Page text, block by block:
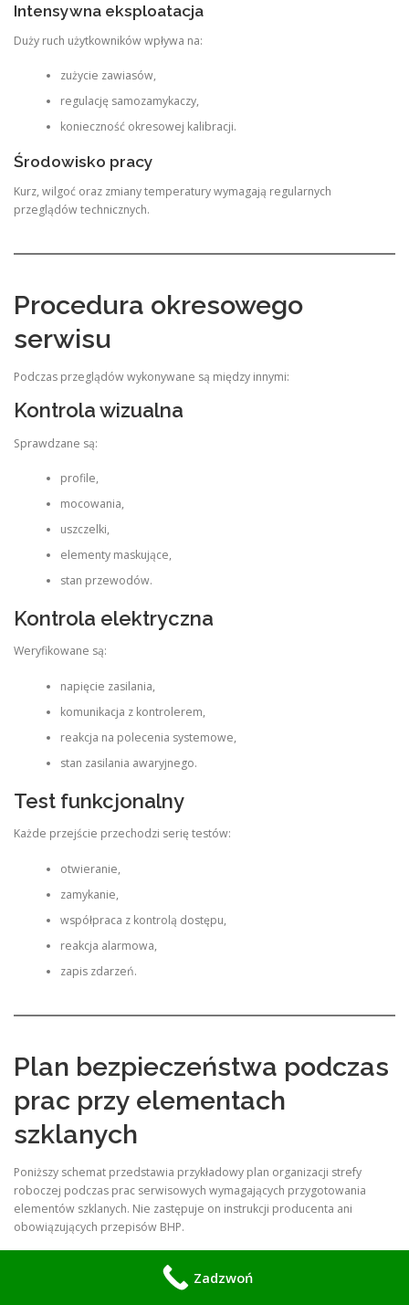
Intensywna eksploatacja
Duży ruch użytkowników wpływa na:
zużycie zawiasów,
regulację samozamykaczy,
konieczność okresowej kalibracji.
Środowisko pracy
Kurz, wilgoć oraz zmiany temperatury wymagają regularnych
przeglądów technicznych.
Procedura okresowego
serwisu
Podczas przeglądów wykonywane są między innymi:
Kontrola wizualna
Sprawdzane są:
profile,
mocowania,
uszczelki,
elementy maskujące,
stan przewodów.
Kontrola elektryczna
Weryfikowane są:
napięcie zasilania,
komunikacja z kontrolerem,
reakcja na polecenia systemowe,
stan zasilania awaryjnego.
Test funkcjonalny
Każde przejście przechodzi serię testów:
otwieranie,
zamykanie,
współpraca z kontrolą dostępu,
reakcja alarmowa,
zapis zdarzeń.
Plan bezpieczeństwa podczas
prac przy elementach
szklanych
Poniższy schemat przedstawia przykładowy plan organizacji strefy
roboczej podczas prac serwisowych wymagających przygotowania
elementów szklanych. Nie zastępuje on instrukcji producenta ani
obowiązujących przepisów BHP.
Zadzwoń